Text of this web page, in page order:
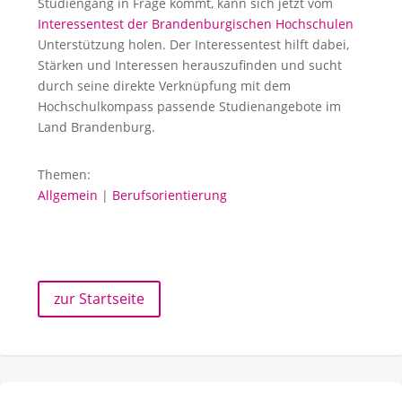
Interessentest der Brandenburgischen Hochschulen
Unterstützung holen. Der Interessentest hilft dabei,
Stärken und Interessen herauszufinden und sucht
durch seine direkte Verknüpfung mit dem
Hochschulkompass passende Studienangebote im
Land Brandenburg.
Themen:
Allgemein | Berufsorientierung
zur Startseite